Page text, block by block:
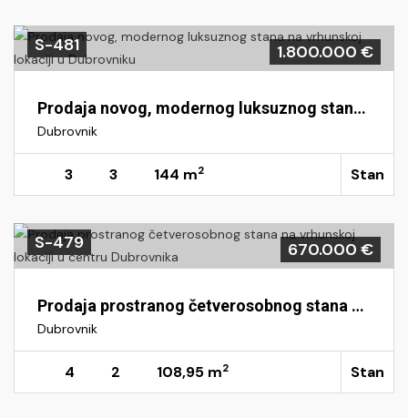
1.800.000 €
S-481
Prodaja novog, modernog luksuznog stana na vrhunskoj lokaciji u Dubrovniku
Dubrovnik
3 3 144 m2 Stan
670.000 €
S-479
Prodaja prostranog četverosobnog stana na vrhunskoj lokaciji u centru Dubrovnika
Dubrovnik
4 2 108,95 m2 Stan